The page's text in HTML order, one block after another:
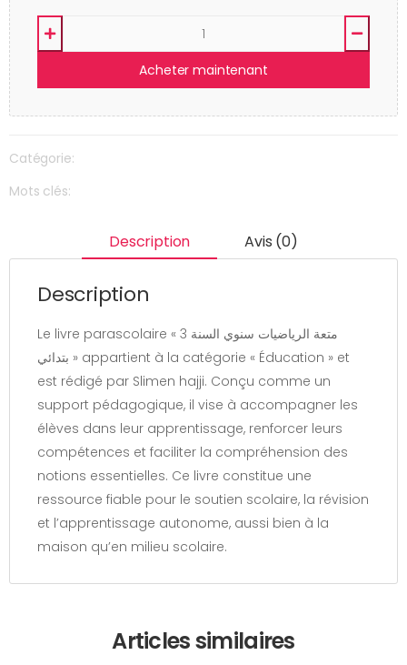
Acheter maintenant
Catégorie:
Mots clés:
Description Avis (0)
Description
Le livre parascolaire « متعة الرياضيات سنوي السنة 3
بتدائي » appartient à la catégorie « Éducation » et
est rédigé par Slimen hajji. Conçu comme un
support pédagogique, il vise à accompagner les
élèves dans leur apprentissage, renforcer leurs
compétences et faciliter la compréhension des
notions essentielles. Ce livre constitue une
ressource fiable pour le soutien scolaire, la révision
et l’apprentissage autonome, aussi bien à la
maison qu’en milieu scolaire.
Articles similaires